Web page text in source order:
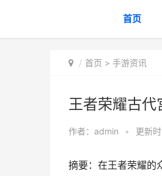
首页
首页 > 手游资讯
王者荣耀古代
作者： admin • 更新
摘要：在王者荣耀的